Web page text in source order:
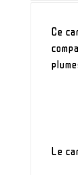
Ce
Le